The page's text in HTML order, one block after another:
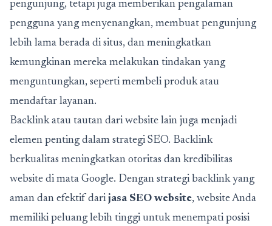
pengunjung, tetapi juga memberikan pengalaman
pengguna yang menyenangkan, membuat pengunjung
lebih lama berada di situs, dan meningkatkan
kemungkinan mereka melakukan tindakan yang
menguntungkan, seperti membeli produk atau
mendaftar layanan.
Backlink atau tautan dari website lain juga menjadi
elemen penting dalam strategi SEO. Backlink
berkualitas meningkatkan otoritas dan kredibilitas
website di mata Google. Dengan strategi backlink yang
aman dan efektif dari jasa SEO website, website Anda
memiliki peluang lebih tinggi untuk menempati posisi